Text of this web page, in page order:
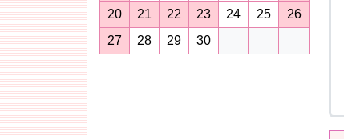
20 21 22 23 24 25
26
27
28 29 30